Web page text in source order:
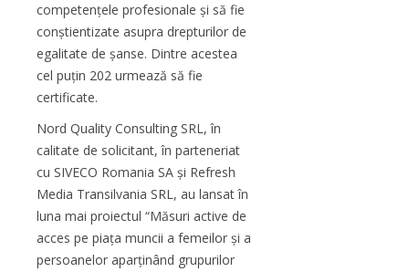
competențele profesionale și să fie
conștientizate asupra drepturilor de
egalitate de șanse. Dintre acestea
cel puțin 202 urmează să fie
certificate.
Nord Quality Consulting SRL, în
calitate de solicitant, în parteneriat
cu SIVECO Romania SA și Refresh
Media Transilvania SRL, au lansat în
luna mai proiectul “Măsuri active de
acces pe piața muncii a femeilor și a
persoanelor aparținând grupurilor